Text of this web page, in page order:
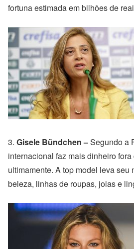
fortuna estimada em bilhões de
3. Gisele Bündchen –Segundo a
internacional faz mais dinheiro
ultimamente. A top model leva seu
beleza, linhas de roupas, joias e